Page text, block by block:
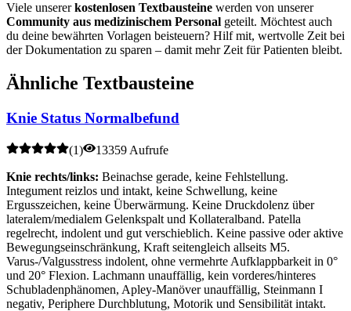
Viele unsererkostenlosen Textbausteine werden von unserer
Community aus medizinischem Personal geteilt. Möchtest auch
du deine bewährten Vorlagen beisteuern? Hilf mit, wertvolle Zeit bei
der Dokumentation zu sparen – damit mehr Zeit für Patienten bleibt.
Ähnliche Textbausteine
Knie Status Normalbefund
(1)
13359 Aufrufe
Knie rechts/links: Beinachse gerade, keine Fehlstellung.
Integument reizlos und intakt, keine Schwellung, keine
Ergusszeichen, keine Überwärmung. Keine Druckdolenz über
lateralem/medialem Gelenkspalt und Kollateralband. Patella
regelrecht, indolent und gut verschieblich. Keine passive oder aktive
Bewegungseinschränkung, Kraft seitengleich allseits M5.
Varus-/Valgusstress indolent, ohne vermehrte Aufklappbarkeit in 0°
und 20° Flexion. Lachmann unauffällig, kein vorderes/hinteres
Schubladenphänomen, Apley-Manöver unauffällig, Steinmann I
negativ, Periphere Durchblutung, Motorik und Sensibilität intakt.